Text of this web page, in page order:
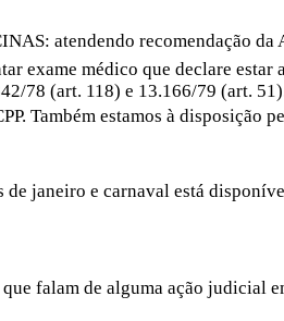
atendendo recomendação
exame médico que declare
78 (art. 118) e 13.166/79 (art.
Também estamos à disposição
janeiro e carnaval está
falam de alguma ação judicial